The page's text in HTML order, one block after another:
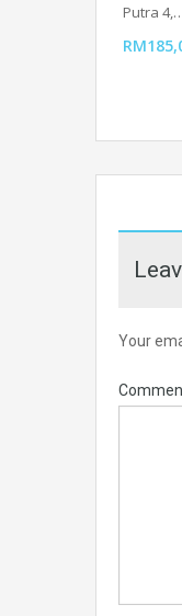
Putra
Your